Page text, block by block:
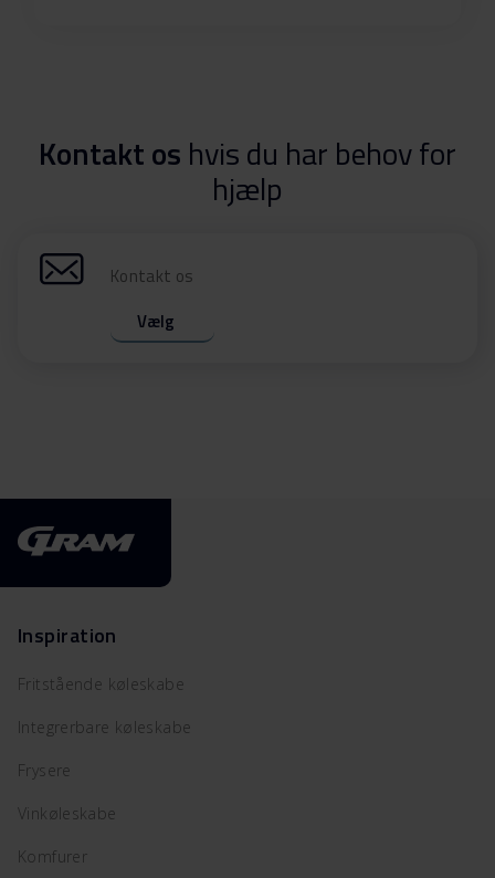
Kontakt os hvis du har behov for
hjælp
Kontakt os
Vælg
Inspiration
Fritstående køleskabe
Integrerbare køleskabe
Frysere
Vinkøleskabe
Komfurer